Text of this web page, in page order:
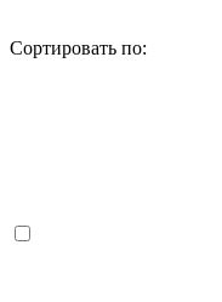
Сортировать по: